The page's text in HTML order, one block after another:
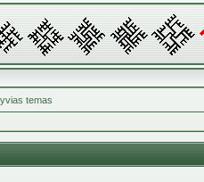
temas